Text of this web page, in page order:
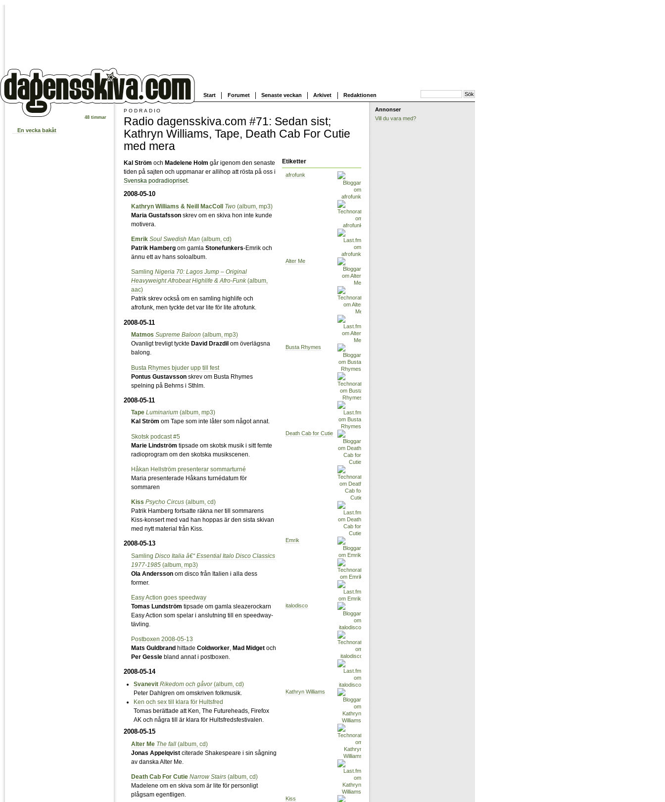
Start Forumet Senaste veckan Arkivet Redaktionen
48 timmar
En vecka bakåt
PODRADIO
Radio dagensskiva.com #71: Sedan sist;
Kathryn Williams, Tape, Death Cab For Cutie
med mera
Etiketter
afrofunk
Alter Me
Busta Rhymes
Death Cab for Cutie
Emrik
italodisco
Kathryn Williams
Kiss
Kal Ström och Madelene Holm går igenom den senaste
tiden på sajten och uppmanar er allihop att rösta på oss i
Svenska podradiopriset.
2008-05-10
Kathryn Williams & Neill MacColl Two (album, mp3)
Maria Gustafsson skrev om en skiva hon inte kunde
motivera.
Emrik Soul Swedish Man (album, cd)
Patrik Hamberg om gamla Stonefunkers-Emrik och
ännu ett av hans soloalbum.
Samling Nigeria 70: Lagos Jump – Original
Heavyweight Afrobeat Highlife & Afro-Funk(album,
aac)
Patrik skrev också om en samling highlife och
afrofunk, men tyckte det var lite för lite afrofunk.
2008-05-11
Matmos Supreme Baloon (album, mp3)
Ovanligt trevligt tyckte David Drazdil om överlägsna
balong.
Busta Rhymes bjuder upp till fest
Pontus Gustavsson skrev om Busta Rhymes
spelning på Behrns i Sthlm.
2008-05-11
Tape Luminarium (album, mp3)
Kal Ström om Tape som inte låter som något annat.
Skotsk podcast #5
Marie Lindström tipsade om skotsk musik i sitt femte
radioprogram om den skotska musikscenen.
Håkan Hellström presenterar sommarturné
Maria presenterade Håkans turnédatum för
sommaren
Kiss Psycho Circus (album, cd)
Patrik Hamberg fortsatte räkna ner till sommarens
Kiss-konsert med vad han hoppas är den sista skivan
med nytt material från Kiss.
2008-05-13
Samling Disco Italia â€“ Essential Italo Disco Classics
1977-1985 (album, mp3)
Ola Andersson om disco från Italien i alla dess
former.
Easy Action goes speedway
Tomas Lundström tipsade om gamla sleazerockarn
Easy Action som spelar i anslutning till en speedway-
tävling.
Postboxen 2008-05-13
Mats Guldbrand hittade Coldworker, Mad Midget och
Per Gessle bland annat i postboxen.
2008-05-14
Svanevit Rikedom och gåvor(album, cd)
Peter Dahlgren om omskriven folkmusik.
Ken och sex till klara för Hultsfred
Tomas berättade att Ken, The Futureheads, Firefox
AK och några till är klara för Hultsfredsfestivalen.
2008-05-15
Alter Me The fall (album, cd)
Jonas Appelqvist citerade Shakespeare i sin sågning
av danska Alter Me.
Death Cab For Cutie Narrow Stairs (album, cd)
Madelene om en skiva som är lite för personligt
plågsam egentligen.
Annonser
Vill du vara med?